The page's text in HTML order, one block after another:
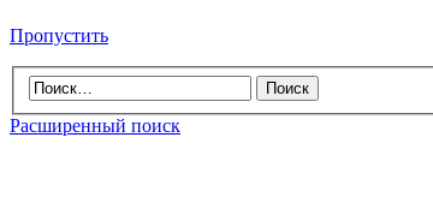
Пропустить
Расширенный поиск